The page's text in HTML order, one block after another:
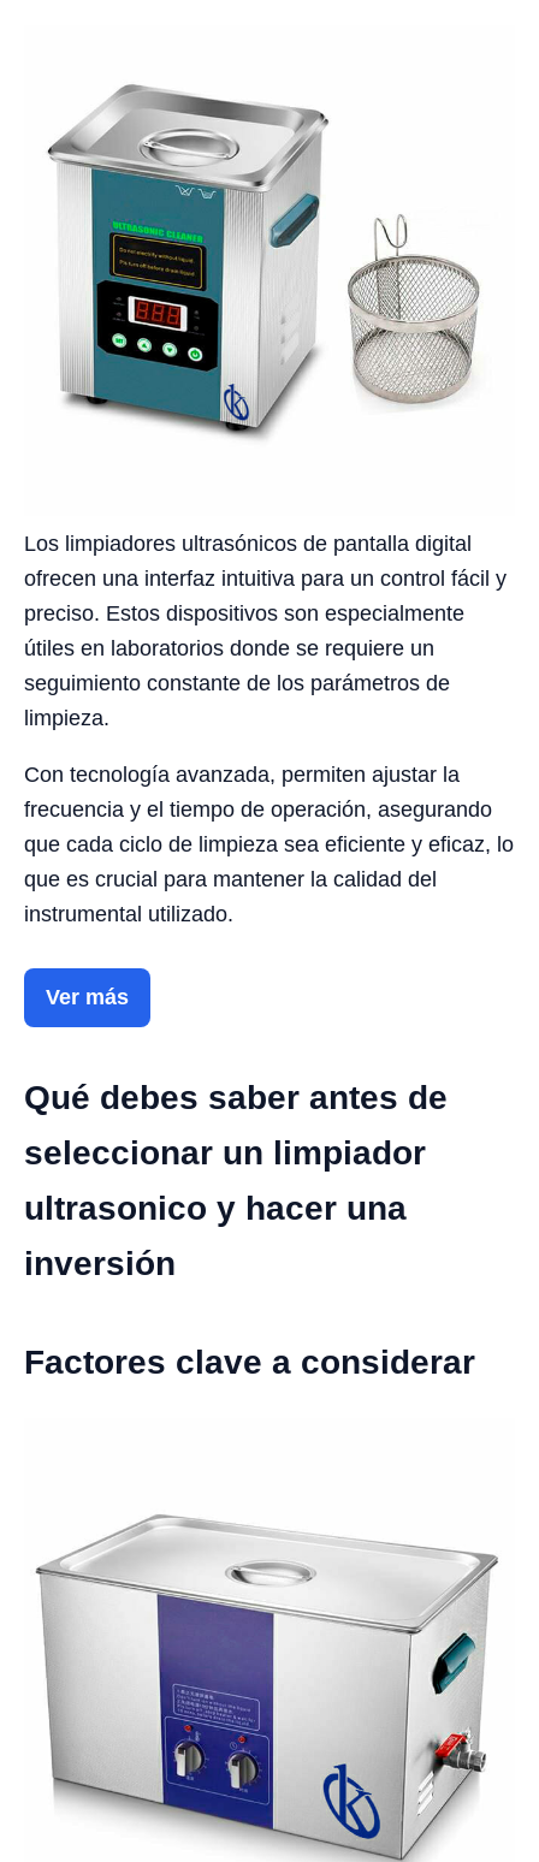
Los limpiadores ultrasónicos de pantalla digital
ofrecen una interfaz intuitiva para un control fácil y
preciso. Estos dispositivos son especialmente
útiles en laboratorios donde se requiere un
seguimiento constante de los parámetros de
limpieza.
Con tecnología avanzada, permiten ajustar la
frecuencia y el tiempo de operación, asegurando
que cada ciclo de limpieza sea eficiente y eficaz, lo
que es crucial para mantener la calidad del
instrumental utilizado.
Ver más
Qué debes saber antes de
seleccionar un limpiador
ultrasonico y hacer una
inversión
Factores clave a considerar